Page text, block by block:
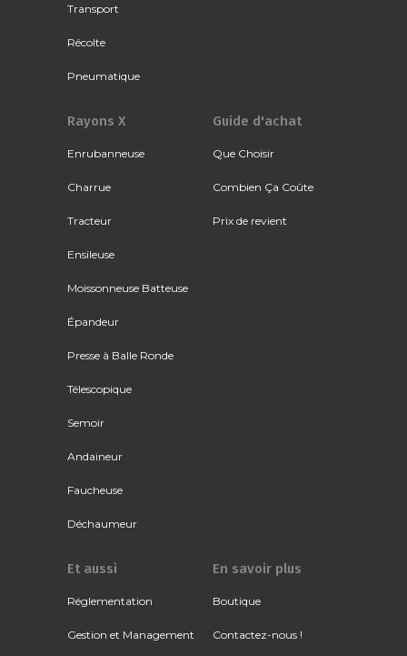
Transport
Récolte
Pneumatique
Rayons X
Enrubanneuse
Charrue
Tracteur
Ensileuse
Moissonneuse Batteuse
Épandeur
Presse à Balle Ronde
Télescopique
Semoir
Andaineur
Faucheuse
Déchaumeur
Guide d'achat
Que Choisir
Combien Ça Coûte
Prix de revient
Et aussi
Réglementation
Gestion et Management
En savoir plus
Boutique
Contactez-nous !